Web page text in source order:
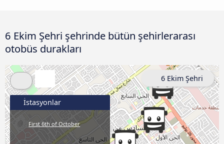
6 Ekim Şehri şehrinde bütün şehirlerarası
otobüs durakları
İstasyonlar
First 6th of October
6 Ekim Şehri